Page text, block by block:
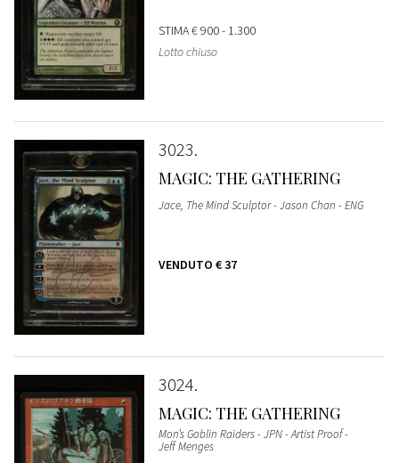
STIMA€ 900 - 1.300
Lotto chiuso
3023
MAGIC: THE GATHERING
Jace, The Mind Sculptor - Jason Chan - ENG
VENDUTO € 37
3024
MAGIC: THE GATHERING
Mon’s Goblin Raiders - JPN - Artist Proof -
Jeff Menges